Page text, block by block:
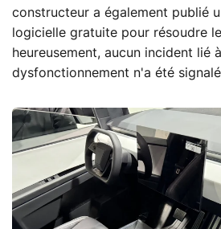
constructeur a également publié
logicielle gratuite pour résoudre
heureusement, aucun incident lié
dysfonctionnement n'a été